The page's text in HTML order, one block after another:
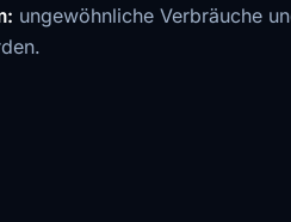
ungewöhnliche Verbräuche